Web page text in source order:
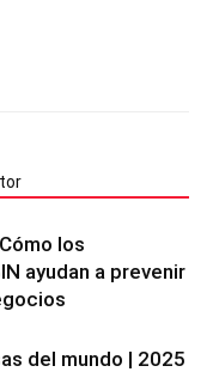
los
ayudan a prevenir
del mundo | 2025